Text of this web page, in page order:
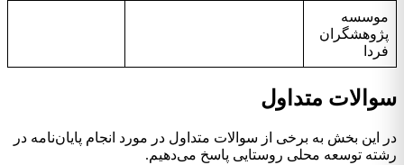
موسسه
پژوهشگران
فردا
سوالات متداول
در این بخش به برخی از سوالات متداول در مورد انجام پایان‌نامه در
رشته توسعه محلی روستایی پاسخ می‌دهیم.